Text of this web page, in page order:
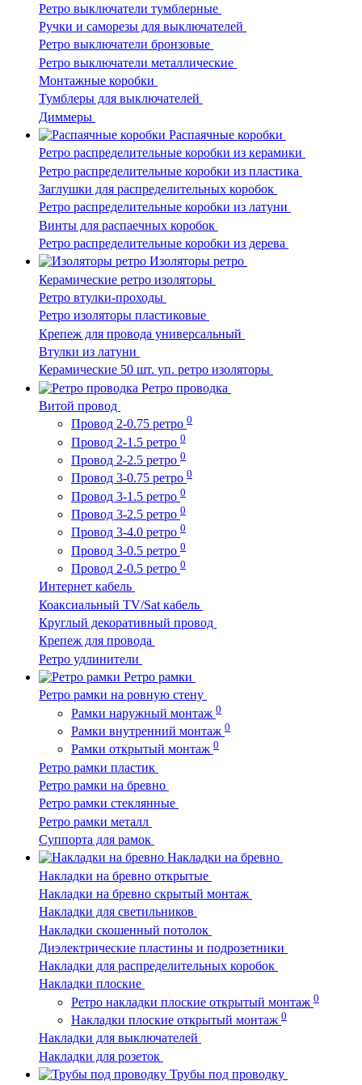
Ретро выключатели тумблерные
Ручки и саморезы для выключателей
Ретро выключатели бронзовые
Ретро выключатели металлические
Монтажные коробки
Тумблеры для выключателей
Диммеры
Распаячные коробки
Ретро распределительные коробки из керамики
Ретро распределительные коробки из пластика
Заглушки для распределительных коробок
Ретро распределительные коробки из латуни
Винты для распаечных коробок
Ретро распределительные коробки из дерева
Изоляторы ретро
Керамические ретро изоляторы
Ретро втулки-проходы
Ретро изоляторы пластиковые
Крепеж для провода универсальный
Втулки из латуни
Керамические 50 шт. уп. ретро изоляторы
Ретро проводка
Витой провод
Провод 2-0.75 ретро 0
Провод 2-1.5 ретро 0
Провод 2-2.5 ретро 0
Провод 3-0.75 ретро 0
Провод 3-1.5 ретро 0
Провод 3-2.5 ретро 0
Провод 3-4.0 ретро 0
Провод 3-0.5 ретро 0
Провод 2-0.5 ретро 0
Интернет кабель
Коаксиальный TV/Sat кабель
Круглый декоративный провод
Крепеж для провода
Ретро удлинители
Ретро рамки
Ретро рамки на ровную стену
Рамки наружный монтаж 0
Рамки внутренний монтаж 0
Рамки открытый монтаж 0
Ретро рамки пластик
Ретро рамки на бревно
Ретро рамки стеклянные
Ретро рамки металл
Суппорта для рамок
Накладки на бревно
Накладки на бревно открытые
Накладки на бревно скрытый монтаж
Накладки для светильников
Накладки скошенный потолок
Диэлектрические пластины и подрозетники
Накладки для распределительных коробок
Накладки плоские
Ретро накладки плоские открытый монтаж 0
Накладки плоские открытый монтаж 0
Накладки для выключателей
Накладки для розеток
Трубы под проводку